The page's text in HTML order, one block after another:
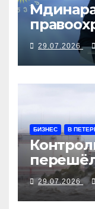
29.07.2026
БИЗНЕС В
29.07.2026